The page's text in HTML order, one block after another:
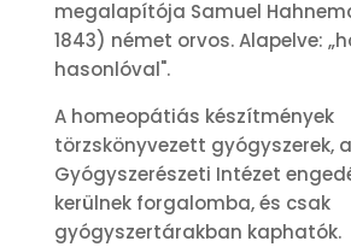
megalapítója Samuel
1843) német orvos. Alapelve:
hasonlóval".
A homeopátiás készítmények
törzskönyvezett gyógyszerek,
Gyógyszerészeti Intézet
kerülnek forgalomba, és csak
gyógyszertárakban kaphatók.